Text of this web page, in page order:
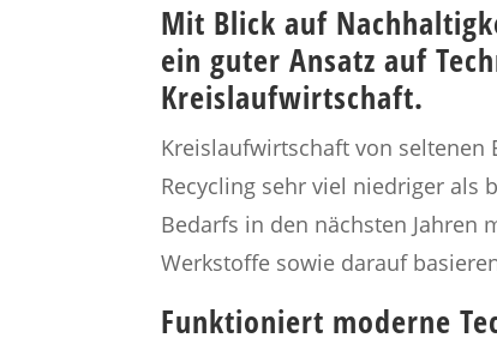
Mit Blick auf
ein guter Ansatz auf
Kreislaufwirtschaft.
Kreislaufwirtschaft von seltenen
Recycling sehr viel niedriger als
Bedarfs in den nächsten Jahren
Werkstoffe sowie darauf
Funktioniert moderne